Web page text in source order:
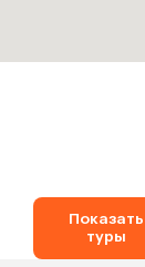
Показать
туры